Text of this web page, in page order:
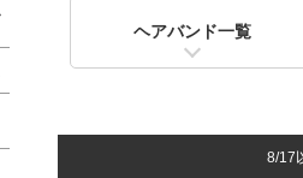
ヘアバンド一覧
8/17